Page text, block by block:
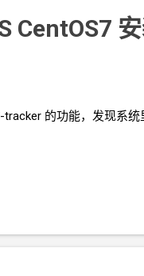
CentOS7
tracker 的功能，发现系统